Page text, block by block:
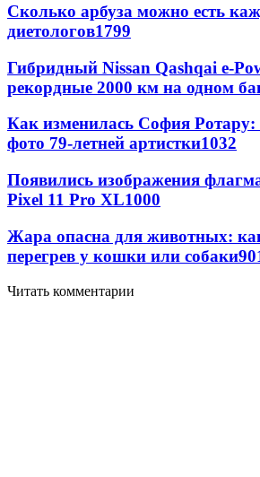
Сколько арбуза можно есть
диетологов1799
Гибридный Nissan Qashqai e-
рекордные 2000 км на одном
Как изменилась София Ротару:
фото 79-летней артистки1032
Появились изображения
Pixel 11 Pro XL1000
Жара опасна для животных:
перегрев у кошки или собаки
Читать комментарии